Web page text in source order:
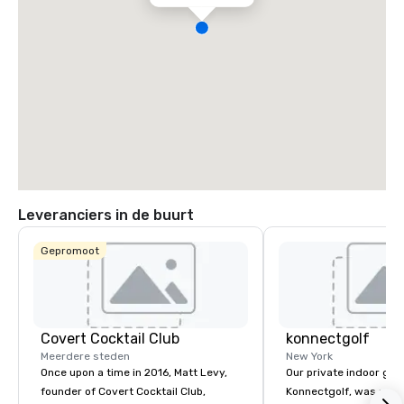
Leveranciers in de buurt
Gepromoot
Covert Cocktail Club
Meerdere steden
Once upon a time in 2016, Matt Levy,
founder of Covert Cocktail Club,
konnectgolf
New York
Our private indoor
Konnectgolf, was